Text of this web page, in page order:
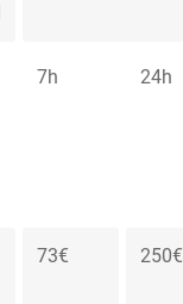
7h 24h
73€ 250€